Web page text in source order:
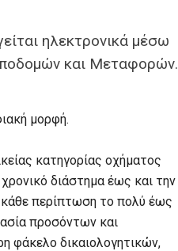
ηλεκτρονικά μέσω
και Μεταφορών.
μορφή.
κατηγορίας οχήματος
διάστημα έως και την
κάθε περίπτωση το πολύ έως
προσόντων και
φάκελο δικαιολογητικών,